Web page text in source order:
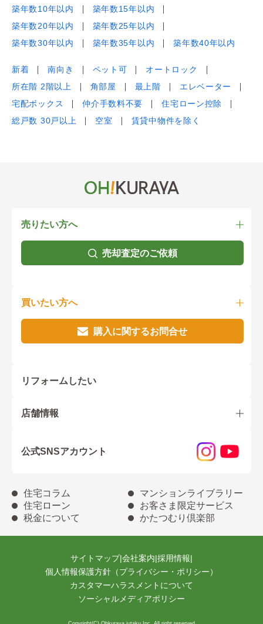
築年数10年以内
築年数15年以内
築年数20年以内
築年数25年以内
築年数30年以内
築年数35年以内 築年数40年以内
新着 南向き ペット可
オートロック
所在階 2階以上
角部屋 最上階
エレベーター
宅配ボックス
仲介手数料不要
住宅ローン控除
総戸数 30戸以上
空室 賃貸中物件を除く
売りたい方へ
売却査定のご依頼
買いたい方へ
購入に関するお問合せ
リフォームしたい
店舗情報
公式SNSアカウント
住宅コラム
マンションライブラリー
住宅ローン
お客さま限定サービス
税金について
かたつむり倶楽部
サイトマップ|会社案内|採用情報|
個人情報保護方針（プライバシー・ポリシー）
カスタマーハラスメントについて
ソーシャルメディアポリシー